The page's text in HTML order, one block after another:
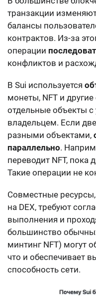
транзакции
балансы
контрактов. Из-за
операции
конфликтов и
В Sui используется
монеты, NFT и
отдельные объекты
владельцем. Если
разными объектами,
параллельно.
переводит NFT, пока
Такие операции не
Совместные
на DEX, требуют
выполнения и
большинство
минтинг NFT) могут
что и обеспечивает
способность сети.